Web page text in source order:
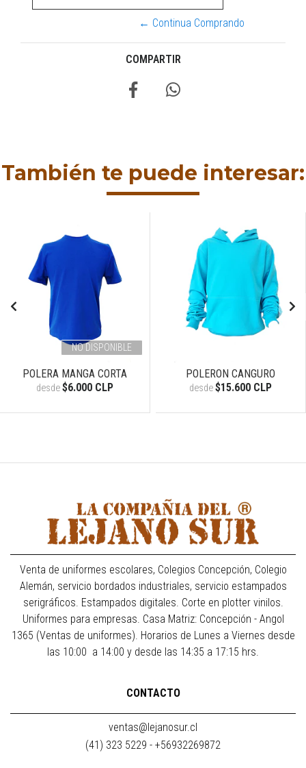
← Continua Comprando
COMPARTIR
También te puede interesar:
NO DISPONIBLE
POLERA MANGA CORTA
desde$6.000 CLP
POLERON CANGURO
desde$15.600 CLP
Venta de uniformes escolares, Colegios Concepción, Colegio
Alemán, servicio bordados industriales, servicio estampados
serigráficos. Estampados digitales. Corte en plotter vinilos.
Uniformes para empresas. Casa Matriz: Concepción - Angol
1365 (Ventas de uniformes). Horarios de Lunes a Viernes desde
las 10:00 a 14:00 y desde las 14:35 a 17:15 hrs.
CONTACTO
ventas@lejanosur.cl
(41) 323 5229 - +56932269872